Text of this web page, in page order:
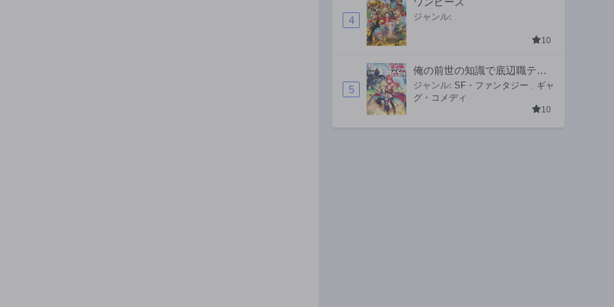
4 ジャンル:
10
5
俺の前世の知識で底辺職テイ
マーが上級職になってしまい
そうな件
ジャンル: SF・ファンタジー , ギャ
グ・コメディ
10